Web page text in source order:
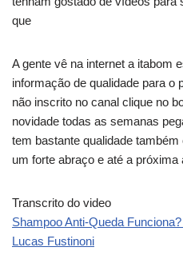
que
A gente vê na internet a itabom
informação de qualidade para o
não inscrito no canal clique no
novidade todas as semanas
tem bastante qualidade
um forte abraço e até a próxima
Transcrito do video
Shampoo Anti-Queda
Lucas Fustinoni